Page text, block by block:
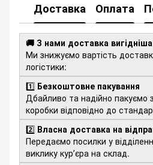
Доставка Оплата
🚚 З нами доставка
Ми знижуємо вартість
логістики:
1️⃣ Безкоштовне пакування
Дбайливо та надійно пакуємо
коробки відповідно до
2️⃣ Власна доставка на
Передаємо посилки у
виклику курʼєра на склад.